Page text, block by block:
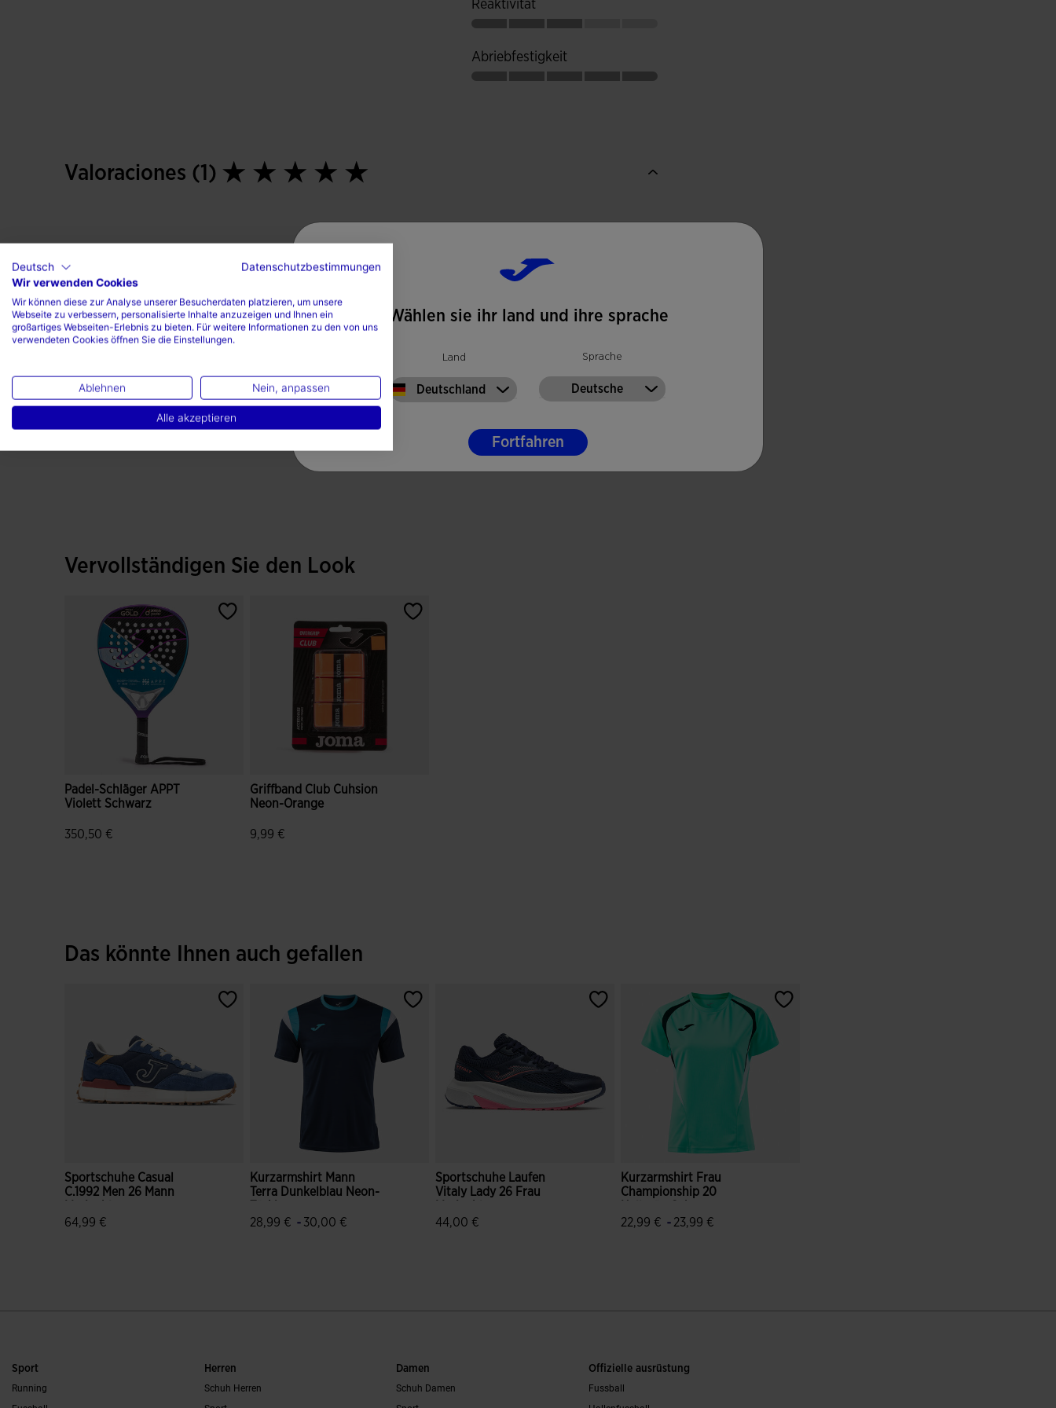
Reaktivität
Abriebfestigkeit
Valoraciones (1)
Vervollständigen Sie den Look
Padel-Schläger APPT
Violett Schwarz
350,50 €
Griffband Club Cuhsion
Neon-Orange
9,99 €
Das könnte Ihnen auch gefallen
Sportschuhe Casual
C.1992 Men 26 Mann
64,99 €
Kurzarmshirt Mann
Terra Dunkelblau Neon-
28,99 € - 30,00 €
Sportschuhe Laufen
Vitaly Lady 26 Frau
44,00 €
Kurzarmshirt Frau
Championship 20
22,99 € - 23,99 €
Sport
Running
Herren
Schuh Herren
Damen
Schuh Damen
Offizielle ausrüstung
Fussball
Wählen sie ihr land und ihre sprache
Land
Deutschland
Sprache
Deutsche
Fortfahren
Deutsch
Datenschutzbestimmungen
Wir verwenden Cookies
Wir können diese zur Analyse unserer Besucherdaten platzieren, um unsere
Webseite zu verbessern, personalisierte Inhalte anzuzeigen und Ihnen ein
großartiges Webseiten-Erlebnis zu bieten. Für weitere Informationen zu den von uns
verwendeten Cookies öffnen Sie die Einstellungen.
Ablehnen Nein, anpassen
Alle akzeptieren